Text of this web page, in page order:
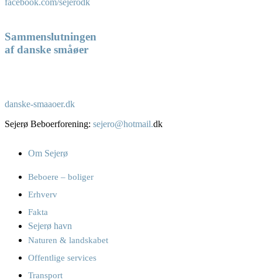
facebook.com/sejerodk
Sammenslutningen
af danske småøer
danske-smaaoer.dk
Sejerø Beboerforening: sejero@hotmail.dk
Om Sejerø
Beboere – boliger
Erhverv
Fakta
Sejerø havn
Naturen & landskabet
Offentlige services
Transport